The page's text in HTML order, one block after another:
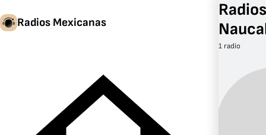
Radios Mexicanas
1 radio